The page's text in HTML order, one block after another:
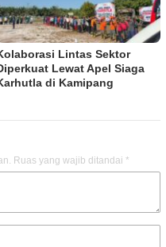
Lintas Sektor
Lewat Apel Siaga
di Kamipang
Ruas yang wajib ditandai *